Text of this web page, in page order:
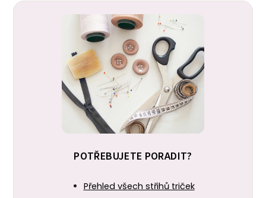
POTŘEBUJETE PORADIT?
Přehled všech střihů triček